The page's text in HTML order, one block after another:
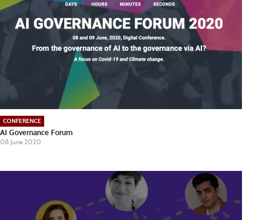
CONFERENCE
AI Governance Forum
08 June 2020